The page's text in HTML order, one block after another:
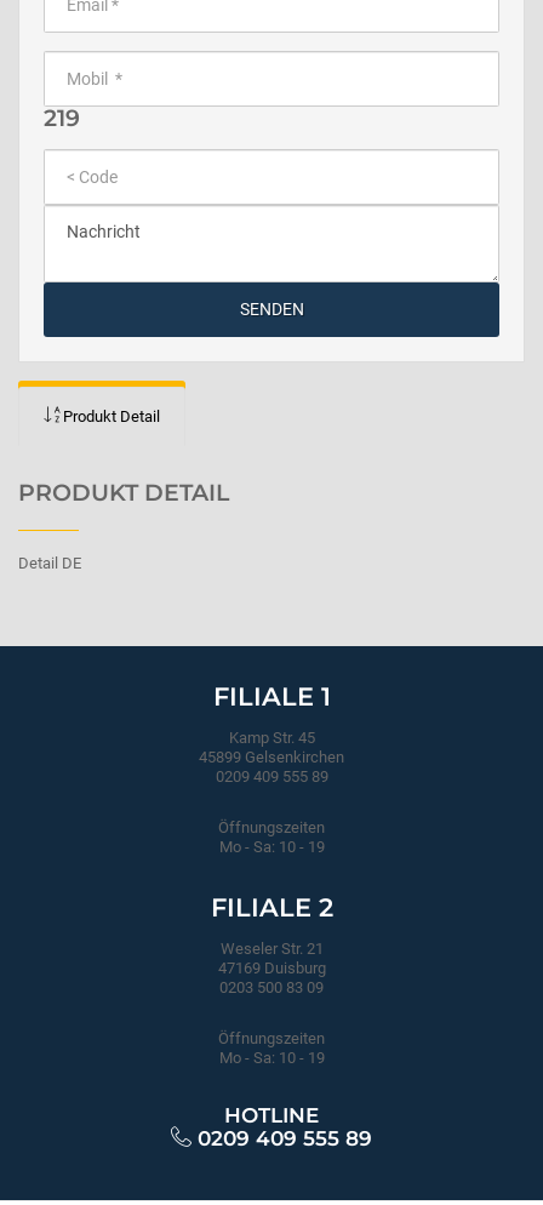
219
SENDEN
Produkt Detail
PRODUKT DETAIL
Detail DE
FILIALE 1
Kamp Str. 45
45899 Gelsenkirchen
0209 409 555 89
Öffnungszeiten
Mo - Sa: 10 - 19
FILIALE 2
Weseler Str. 21
47169 Duisburg
0203 500 83 09
Öffnungszeiten
Mo - Sa: 10 - 19
HOTLINE
0209 409 555 89